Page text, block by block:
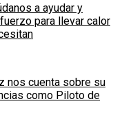
a ayudar y
para llevar calor
nos cuenta sobre su
como Piloto de